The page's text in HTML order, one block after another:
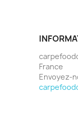
France
Envoyez-